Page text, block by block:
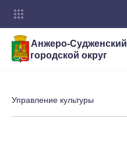
Анжеро-Судженский
городской округ
Управление культуры